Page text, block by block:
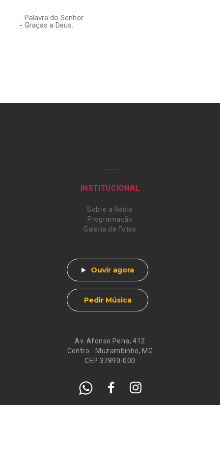
- Palavra do Senhor.
- Graças a Deus.
Av. Afonso Pena, 412
Centro - Muzambinho, MG
CEP 37890-000
INSTITUCIONAL
Sobre a Rádio
Programação
Galeria de Fotos
Ouvir agora
Pedir Música